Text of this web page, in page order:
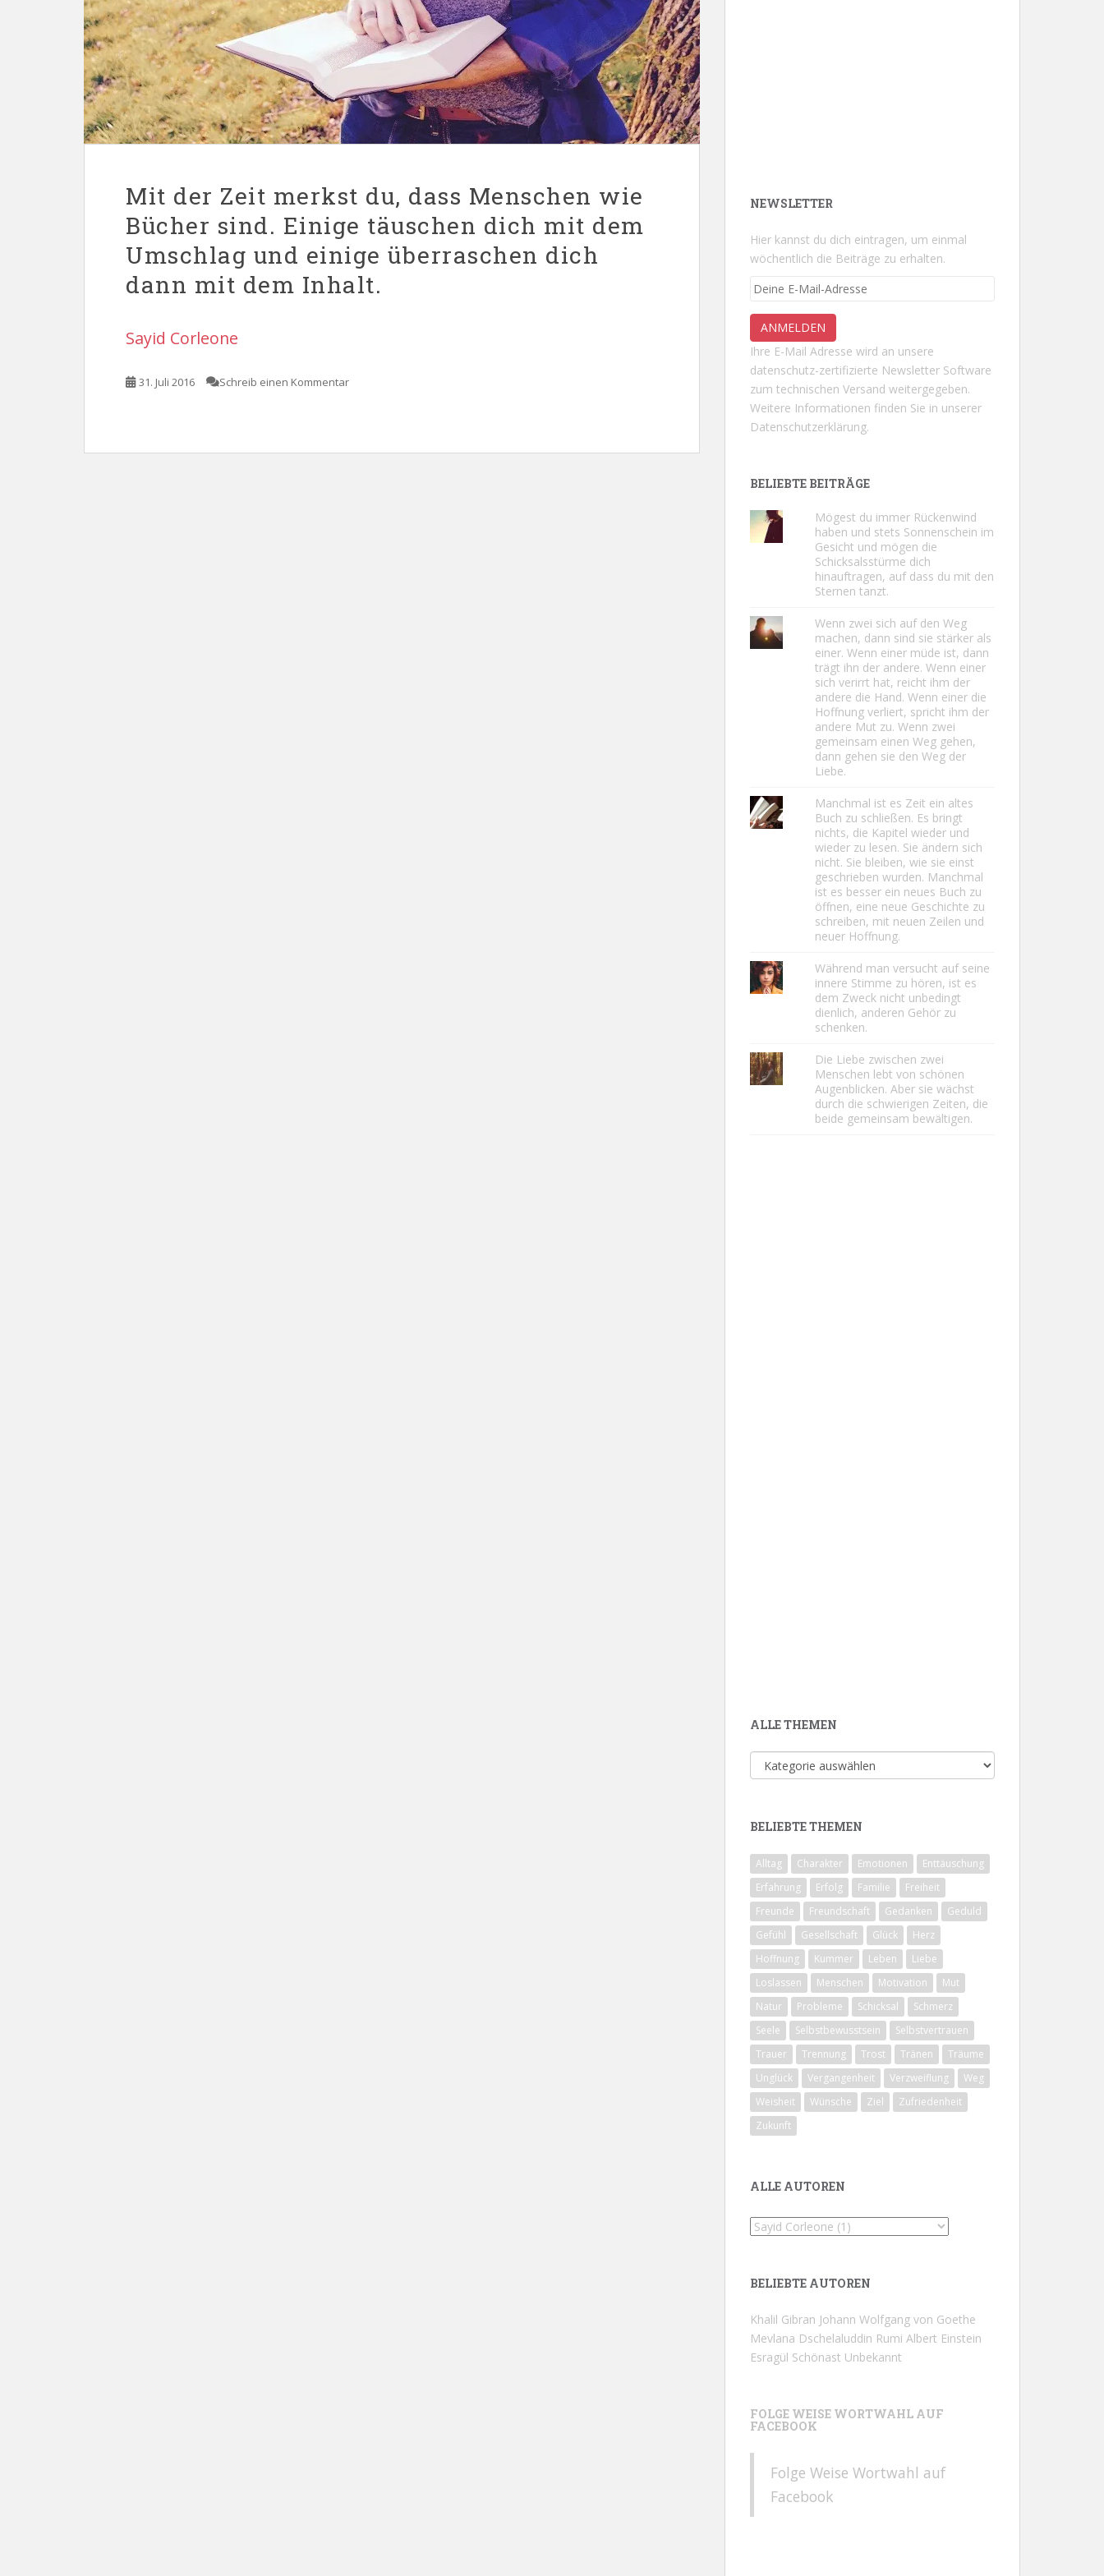
Mit der Zeit merkst du, dass Menschen wie
Bücher sind. Einige täuschen dich mit dem
Umschlag und einige überraschen dich
dann mit dem Inhalt.
Sayid Corleone
31. Juli 2016 Schreib einen Kommentar
NEWSLETTER
Hier kannst du dich eintragen, um einmal
wöchentlich die Beiträge zu erhalten.
Ihre E-Mail Adresse wird an unsere
datenschutz-zertifizierte Newsletter Software
zum technischen Versand weitergegeben.
Weitere Informationen finden Sie in unserer
Datenschutzerklärung.
BELIEBTE BEITRÄGE
Mögest du immer Rückenwind
haben und stets Sonnenschein im
Gesicht und mögen die
Schicksalsstürme dich
hinauftragen, auf dass du mit den
Sternen tanzt.
Wenn zwei sich auf den Weg
machen, dann sind sie stärker als
einer. Wenn einer müde ist, dann
trägt ihn der andere. Wenn einer
sich verirrt hat, reicht ihm der
andere die Hand. Wenn einer die
Hoffnung verliert, spricht ihm der
andere Mut zu. Wenn zwei
gemeinsam einen Weg gehen,
dann gehen sie den Weg der
Liebe.
Manchmal ist es Zeit ein altes
Buch zu schließen. Es bringt
nichts, die Kapitel wieder und
wieder zu lesen. Sie ändern sich
nicht. Sie bleiben, wie sie einst
geschrieben wurden. Manchmal
ist es besser ein neues Buch zu
öffnen, eine neue Geschichte zu
schreiben, mit neuen Zeilen und
neuer Hoffnung.
Während man versucht auf seine
innere Stimme zu hören, ist es
dem Zweck nicht unbedingt
dienlich, anderen Gehör zu
schenken.
Die Liebe zwischen zwei
Menschen lebt von schönen
Augenblicken. Aber sie wächst
durch die schwierigen Zeiten, die
beide gemeinsam bewältigen.
ALLE THEMEN
Alle
Themen
BELIEBTE THEMEN
Alltag Charakter Emotionen
Enttäuschung
Erfahrung
Erfolg Familie
Freiheit
Freunde
Freundschaft Gedanken
Geduld
Gefühl
Gesellschaft Glück
Herz
Hoffnung
Kummer Leben
Liebe
Loslassen
Menschen Motivation
Mut
Natur
Probleme Schicksal
Schmerz
Seele
Selbstbewusstsein
Selbstvertrauen
Trauer
Trennung Trost Tränen
Träume
Unglück
Vergangenheit Verzweiflung
Weg
Weisheit
Wünsche Ziel
Zufriedenheit
Zukunft
ALLE AUTOREN
BELIEBTE AUTOREN
Khalil Gibran Johann Wolfgang von Goethe
Mevlana Dschelaluddin Rumi Albert Einstein
Esragül Schönast Unbekannt
FOLGE WEISE WORTWAHL AUF
FACEBOOK
Folge Weise Wortwahl auf
Facebook